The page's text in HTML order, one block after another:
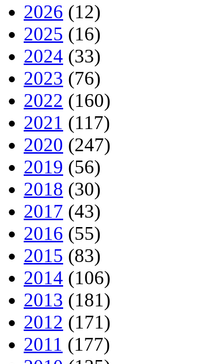
2026 (12)
2025 (16)
2024 (33)
2023 (76)
2022 (160)
2021 (117)
2020 (247)
2019 (56)
2018 (30)
2017 (43)
2016 (55)
2015 (83)
2014 (106)
2013 (181)
2012 (171)
2011 (177)